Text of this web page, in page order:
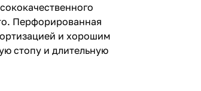
Перфорированная
и хорошим
стопу и длительную